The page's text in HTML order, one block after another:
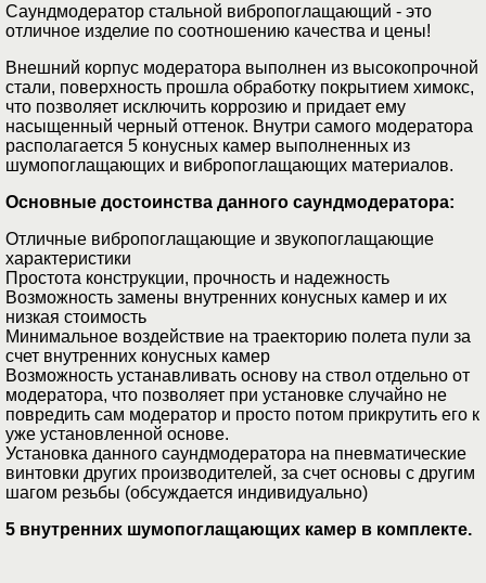
Саундмодератор стальной вибропоглащающий - это
отличное изделие по соотношению качества и цены!
Внешний корпус модератора выполнен из высокопрочной
стали, поверхность прошла обработку покрытием химокс,
что позволяет исключить коррозию и придает ему
насыщенный черный оттенок. Внутри самого модератора
располагается 5 конусных камер выполненных из
шумопоглащающих и вибропоглащающих материалов.
Основные достоинства данного саундмодератора:
Отличные вибропоглащающие и звукопоглащающие
характеристики
Простота конструкции, прочность и надежность
Возможность замены внутренних конусных камер и их
низкая стоимость
Минимальное воздействие на траекторию полета пули за
счет внутренних конусных камер
Возможность устанавливать основу на ствол отдельно от
модератора, что позволяет при установке случайно не
повредить сам модератор и просто потом прикрутить его к
уже установленной основе.
Установка данного саундмодератора на пневматические
винтовки других производителей, за счет основы с другим
шагом резьбы (обсуждается индивидуально)
5 внутренних шумопоглащающих камер в комплекте.